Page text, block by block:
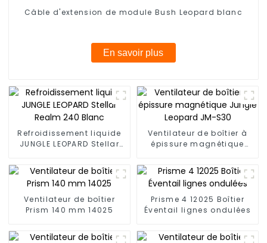
Câble d'extension de module Bush Leopard blanc
En savoir plus
Refroidissement liquide
JUNGLE LEOPARD Stellar
Ventilateur de boîtier à
épissure magnétique
Ventilateur de boîtier
Prism 140 mm 14025
Prisme 4 12025 Boîtier
Éventail lignes ondulées